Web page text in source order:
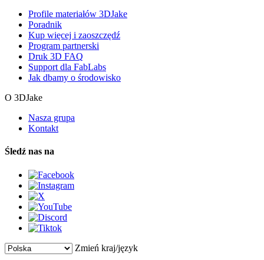
Profile materiałów 3DJake
Poradnik
Kup więcej i zaoszczędź
Program partnerski
Druk 3D FAQ
Support dla FabLabs
Jak dbamy o środowisko
O 3DJake
Nasza grupa
Kontakt
Śledź nas na
Zmień kraj/język